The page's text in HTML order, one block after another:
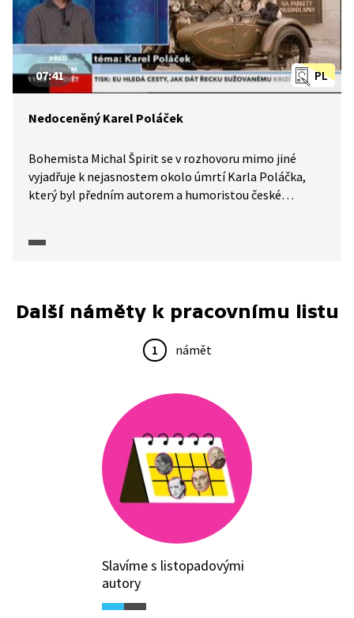
PL
07:41
Nedoceněný Karel Poláček
Bohemista Michal Špirit se v rozhovoru mimo jiné
vyjadřuje k nejasnostem okolo úmrtí Karla Poláčka,
který byl předním autorem a humoristou české
v koncentračních táborech, o jeho humoru a tvorbě
Další náměty k pracovnímu listu
1 námět
Slavíme s listopadovými
autory